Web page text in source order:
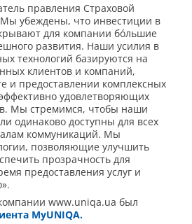
правления Страховой
убеждены, что инвестиции в
для компании бóльшие
развития. Наши усилия в
технологий базируются на
клиентов и компаний,
и предоставлении комплексных
удовлетворяющих
Мы стремимся, чтобы наши
одинаково доступны для всех
коммуникаций. Мы
позволяющие улучшить
прозрачность для
предоставления услуг и
www.uniqa.ua был
MyUNIQA.